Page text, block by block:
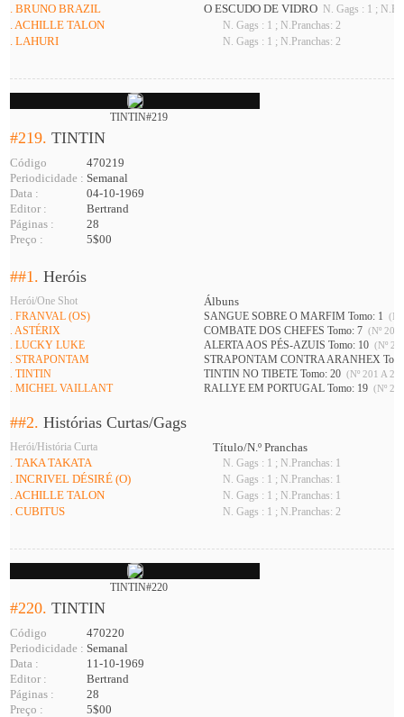
. BRUNO BRAZIL O ESCUDO DE VIDRO N. Gags : 1 ;
. ACHILLE TALON N. Gags : 1 ; N.Pranchas: 2
. LAHURI N. Gags : 1 ; N.Pranchas: 2
TINTIN#219
#219.TINTIN
Código
470219
Periodicidade : Semanal
Data :
04-10-1969
Editor :
Bertrand
Páginas :
28
Preço :
5$00
##1.Heróis
Herói/One Shot Álbuns
. FRANVAL (OS) SANGUE SOBRE O MARFIM Tomo: 1
. ASTÉRIX COMBATE DOS CHEFES Tomo: 7 (Nº 201
. LUCKY LUKE ALERTA AOS PÉS-AZUIS Tomo: 10 (Nº
. STRAPONTAM
STRAPONTAM CONTRA ARANHEX
. TINTIN
TINTIN NO TIBETE Tomo: 20 (Nº 201 A
. MICHEL VAILLANT RALLYE EM PORTUGAL Tomo: 19 (Nº
##2.Histórias Curtas/Gags
Herói/História Curta
Título/N.º Pranchas
. TAKA TAKATA
N. Gags : 1 ; N.Pranchas: 1
. INCRIVEL DÉSIRÉ (O) N. Gags : 1 ; N.Pranchas: 1
. ACHILLE TALON N. Gags : 1 ; N.Pranchas: 1
. CUBITUS N. Gags : 1 ; N.Pranchas: 2
TINTIN#220
#220.TINTIN
Código
470220
Periodicidade : Semanal
Data :
11-10-1969
Editor :
Bertrand
Páginas :
28
Preço :
5$00